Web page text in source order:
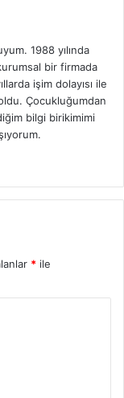
1988 yılında
bir firmada
işim dolayısı ile
Çocukluğumdan
bilgi birikimimi
* ile